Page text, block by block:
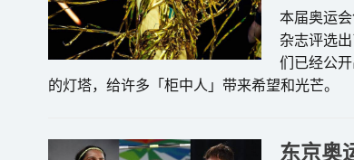
本届奥运
杂志评选
们已经公
的灯塔，给许多「柜中人」带来希望和光芒。
东京奥